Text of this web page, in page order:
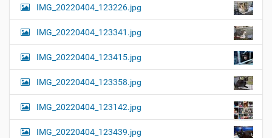
…
IMG_20220404_123226.jpg
IMG_20220404_123341.jpg
IMG_20220404_123415.jpg
IMG_20220404_123358.jpg
IMG_20220404_123142.jpg
IMG_20220404_123439.jpg